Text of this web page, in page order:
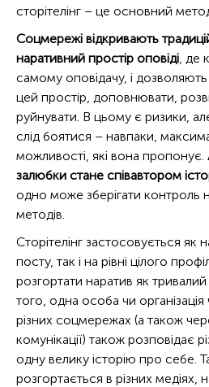
сторітелінг – це основний
Соцмережі відкривають
наративний простір оповіді, де
самому оповідачу, і дозволяють
цей простір, доповнювати,
руйнувати. В цьому є ризики,
слід боятися – навпаки,
можливості, які вона пропонує.
залюбки стане співавтором
одно може зберігати контроль
методів.
Сторітелінг застосовується як
посту, так і на рівні цілого
розгортати наратив як тривалий
того, одна особа чи організація
різних соцмережах (а також
комунікації) також розповідає
одну велику історію про себе.
розгортається в різних медіях,